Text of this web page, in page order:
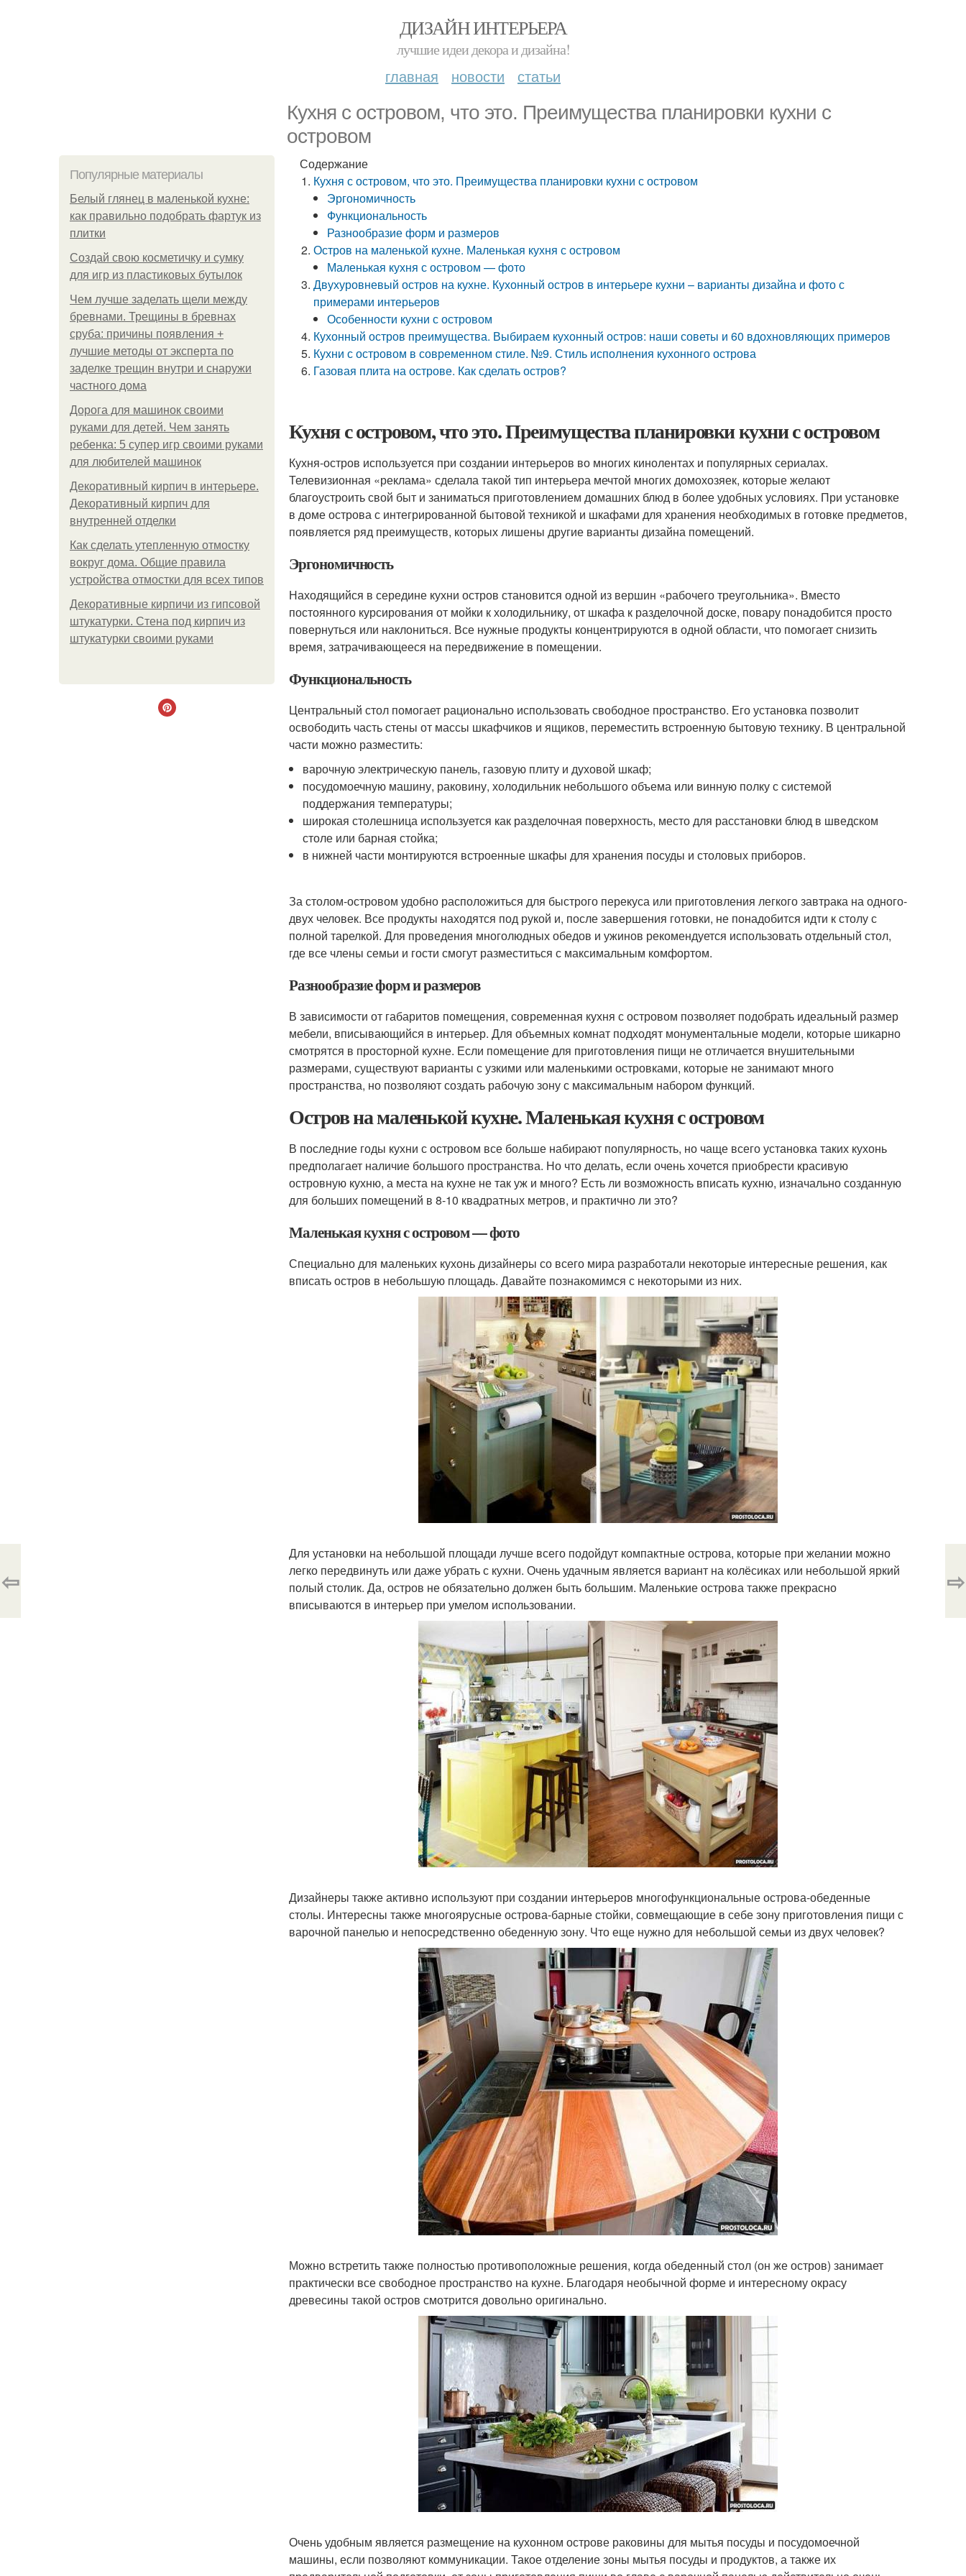
ДИЗАЙН ИНТЕРЬЕРА
лучшие идеи декора и дизайна!
главная новости статьи
Кухня с островом, что это. Преимущества планировки кухни с
островом
Популярные материалы
Белый глянец в маленькой кухне:
как правильно подобрать фартук из
плитки
Создай свою косметичку и сумку
для игр из пластиковых бутылок
Чем лучше заделать щели между
бревнами. Трещины в бревнах
сруба: причины появления +
лучшие методы от эксперта по
заделке трещин внутри и снаружи
частного дома
Дорога для машинок своими
руками для детей. Чем занять
ребенка: 5 супер игр своими руками
для любителей машинок
Декоративный кирпич в интерьере.
Декоративный кирпич для
внутренней отделки
Как сделать утепленную отмостку
вокруг дома. Общие правила
устройства отмостки для всех типов
Декоративные кирпичи из гипсовой
штукатурки. Стена под кирпич из
штукатурки своими руками
Содержание
Кухня с островом, что это. Преимущества планировки кухни с островом
Эргономичность
Функциональность
Разнообразие форм и размеров
Остров на маленькой кухне. Маленькая кухня с островом
Маленькая кухня с островом — фото
Двухуровневый остров на кухне. Кухонный остров в интерьере кухни – варианты дизайна и фото с
примерами интерьеров
Особенности кухни с островом
Кухонный остров преимущества. Выбираем кухонный остров: наши советы и 60 вдохновляющих примеров
Кухни с островом в современном стиле. №9. Стиль исполнения кухонного острова
Газовая плита на острове. Как сделать остров?
Кухня с островом, что это. Преимущества планировки кухни с островом
Кухня-остров используется при создании интерьеров во многих кинолентах и популярных сериалах.
Телевизионная «реклама» сделала такой тип интерьера мечтой многих домохозяек, которые желают
благоустроить свой быт и заниматься приготовлением домашних блюд в более удобных условиях. При установке
в доме острова с интегрированной бытовой техникой и шкафами для хранения необходимых в готовке предметов,
появляется ряд преимуществ, которых лишены другие варианты дизайна помещений.
Эргономичность
Находящийся в середине кухни остров становится одной из вершин «рабочего треугольника». Вместо
постоянного курсирования от мойки к холодильнику, от шкафа к разделочной доске, повару понадобится просто
повернуться или наклониться. Все нужные продукты концентрируются в одной области, что помогает снизить
время, затрачивающееся на передвижение в помещении.
Функциональность
Центральный стол помогает рационально использовать свободное пространство. Его установка позволит
освободить часть стены от массы шкафчиков и ящиков, переместить встроенную бытовую технику. В центральной
части можно разместить:
варочную электрическую панель, газовую плиту и духовой шкаф;
посудомоечную машину, раковину, холодильник небольшого объема или винную полку с системой
поддержания температуры;
широкая столешница используется как разделочная поверхность, место для расстановки блюд в шведском
столе или барная стойка;
в нижней части монтируются встроенные шкафы для хранения посуды и столовых приборов.
За столом-островом удобно расположиться для быстрого перекуса или приготовления легкого завтрака на одного-
двух человек. Все продукты находятся под рукой и, после завершения готовки, не понадобится идти к столу с
полной тарелкой. Для проведения многолюдных обедов и ужинов рекомендуется использовать отдельный стол,
где все члены семьи и гости смогут разместиться с максимальным комфортом.
Разнообразие форм и размеров
В зависимости от габаритов помещения, современная кухня с островом позволяет подобрать идеальный размер
мебели, вписывающийся в интерьер. Для объемных комнат подходят монументальные модели, которые шикарно
смотрятся в просторной кухне. Если помещение для приготовления пищи не отличается внушительными
размерами, существуют варианты с узкими или маленькими островками, которые не занимают много
пространства, но позволяют создать рабочую зону с максимальным набором функций.
Остров на маленькой кухне. Маленькая кухня с островом
В последние годы кухни с островом все больше набирают популярность, но чаще всего установка таких кухонь
предполагает наличие большого пространства. Но что делать, если очень хочется приобрести красивую
островную кухню, а места на кухне не так уж и много? Есть ли возможность вписать кухню, изначально созданную
для больших помещений в 8-10 квадратных метров, и практично ли это?
Маленькая кухня с островом — фото
Специально для маленьких кухонь дизайнеры со всего мира разработали некоторые интересные решения, как
вписать остров в небольшую площадь. Давайте познакомимся с некоторыми из них.
Для установки на небольшой площади лучше всего подойдут компактные острова, которые при желании можно
легко передвинуть или даже убрать с кухни. Очень удачным является вариант на колёсиках или небольшой яркий
полый столик. Да, остров не обязательно должен быть большим. Маленькие острова также прекрасно
вписываются в интерьер при умелом использовании.
Дизайнеры также активно используют при создании интерьеров многофункциональные острова-обеденные
столы. Интересны также многоярусные острова-барные стойки, совмещающие в себе зону приготовления пищи с
варочной панелью и непосредственно обеденную зону. Что еще нужно для небольшой семьи из двух человек?
Можно встретить также полностью противоположные решения, когда обеденный стол (он же остров) занимает
практически все свободное пространство на кухне. Благодаря необычной форме и интересному окрасу
древесины такой остров смотрится довольно оригинально.
Очень удобным является размещение на кухонном острове раковины для мытья посуды и посудомоечной
машины, если позволяют коммуникации. Такое отделение зоны мытья посуды и продуктов, а также их
⇦ ⇨